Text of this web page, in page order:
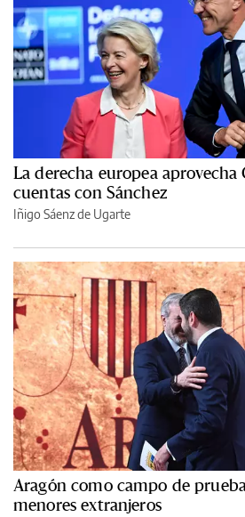
La derecha europea aprovecha
cuentas con Sánchez
Iñigo Sáenz de Ugarte
Aragón como campo de
menores extranjeros